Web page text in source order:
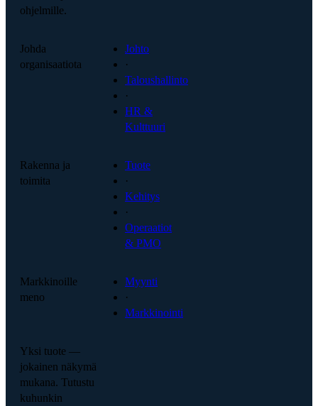
ohjelmille.
Johda
organisaatiota
Johto
·
Taloushallinto
·
HR &
Kulttuuri
Rakenna ja
toimita
Tuote
·
Kehitys
·
Operaatiot
& PMO
Markkinoille
meno
Myynti
·
Markkinointi
Yksi tuote —
jokainen näkymä
mukana. Tutustu
kuhunkin